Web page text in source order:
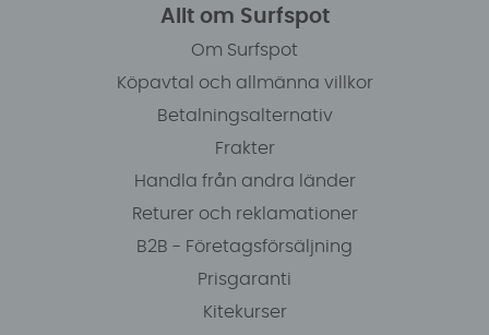
Allt om Surfspot
Om Surfspot
Köpavtal och allmänna villkor
Betalningsalternativ
Frakter
Handla från andra länder
Returer och reklamationer
B2B - Företagsförsäljning
Prisgaranti
Kitekurser